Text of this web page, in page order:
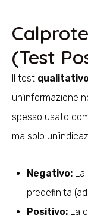
(Test
Il test qualitativo
un’informazione
spesso usato
ma solo
Negativo:
predefinita
Positivo: La